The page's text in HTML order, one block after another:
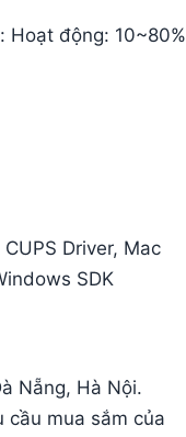
động: 10~80%
Driver, Mac
SDK
Nẵng, Hà Nội.
cầu mua sắm của